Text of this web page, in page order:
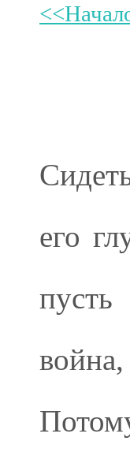
его